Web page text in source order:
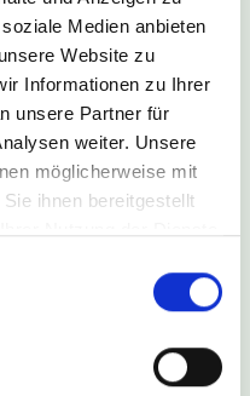
Medien anbieten
Website zu
Informationen zu Ihrer
unsere Partner für
weiter. Unsere
möglicherweise mit
ihnen bereitgestellt
die
hat in den vergangenen
im Raum Regensburg.